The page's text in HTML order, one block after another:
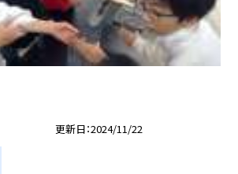
更新日 2024/11/22